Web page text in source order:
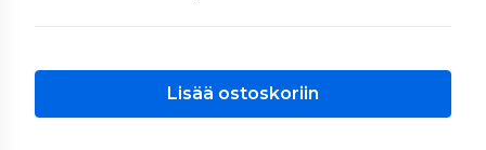
Lisää ostoskoriin